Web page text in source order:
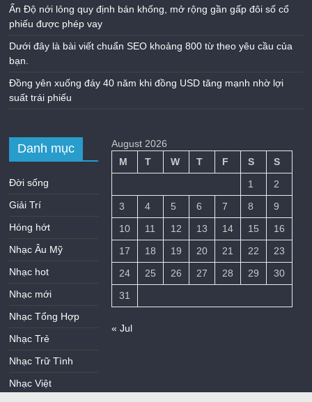
Ấn Độ nới lỏng quy định bán khống, mở rộng gần gấp đôi số cổ
phiếu được phép vay
Dưới đây là bài viết chuẩn SEO khoảng 800 từ theo yêu cầu của
bạn.
Đồng yên xuống đáy 40 năm khi đồng USD tăng mạnh nhờ lợi
suất trái phiếu
Danh mục
Đời sống
Giải Trí
Hóng hớt
Nhạc Âu Mỹ
Nhạc hot
Nhạc mới
Nhạc Tổng Hợp
Nhạc Trẻ
Nhạc Trữ Tình
Nhạc Việt
August 2026
M
T W T F S
S
1
2
3
4 5 6 7 8
9
10
11 12 13 14 15
16
17
18 19 20 21 22
23
24
25 26 27 28 29
30
31
« Jul